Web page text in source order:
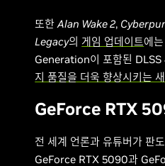
또한Alan Wake 2,
Legacy의 게임 업데이트에
Generation이 포함된 DLSS
지 품질을 더욱 향상시키는
GeForce RTX
전 세계 언론과 유튜버가 판
GeForce RTX 5090과